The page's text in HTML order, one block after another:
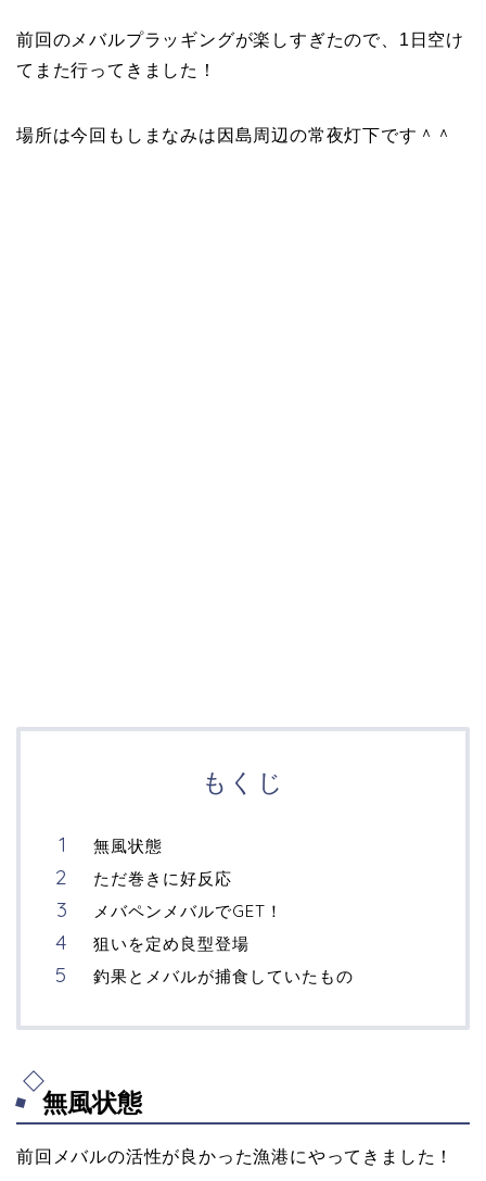
前回のメバルプラッギングが楽しすぎたので、1日空け
てまた行ってきました！
場所は今回もしまなみは因島周辺の常夜灯下です＾＾
もくじ
無風状態
ただ巻きに好反応
メバペンメバルでGET！
狙いを定め良型登場
釣果とメバルが捕食していたもの
無風状態
前回メバルの活性が良かった漁港にやってきました！